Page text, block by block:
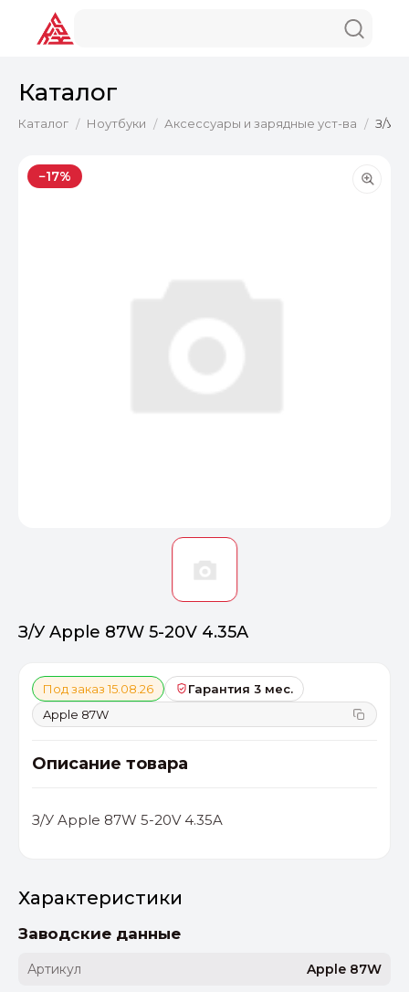
Каталог
Каталог / Ноутбуки / Аксессуары и зарядные уст-ва / З/У
−17%
З/У Apple 87W 5-20V 4.35A
Под заказ 15.08.26
Гарантия 3 мес.
Apple 87W
Описание товара
З/У Apple 87W 5-20V 4.35A
Характеристики
Заводские данные
Артикул
Apple 87W